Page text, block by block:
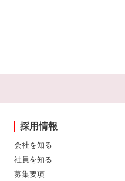
採用情報
会社を知る
社員を知る
募集要項